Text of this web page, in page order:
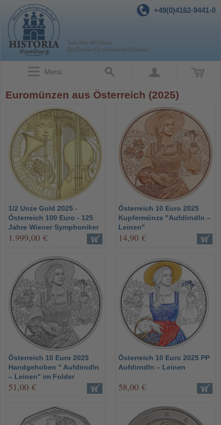
+49(0)4162-9441-0
Menü
Euromünzen aus Österreich (2025)
1/2 Unze Gold 2025 -
Österreich 100 Euro - 125
Jahre Wiener Symphoniker
1.999,00 €
Österreich 10 Euro 2025
Kupfermünze "Aufdirndln –
Leinen"
14,90 €
Österreich 10 Euro 2025
Handgehoben " Aufdirndln
– Leinen" im Folder
51,00 €
Österreich 10 Euro 2025 PP
Aufdirndln – Leinen
58,00 €